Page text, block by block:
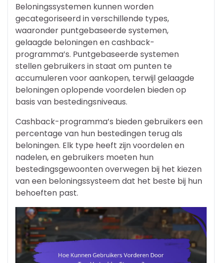
Beloningssystemen kunnen worden
gecategoriseerd in verschillende types,
waaronder puntgebaseerde systemen,
gelaagde beloningen en cashback-
programma’s. Puntgebaseerde systemen
stellen gebruikers in staat om punten te
accumuleren voor aankopen, terwijl gelaagde
beloningen oplopende voordelen bieden op
basis van bestedingsniveaus.
Cashback-programma’s bieden gebruikers een
percentage van hun bestedingen terug als
beloningen. Elk type heeft zijn voordelen en
nadelen, en gebruikers moeten hun
bestedingsgewoonten overwegen bij het kiezen
van een beloningssysteem dat het beste bij hun
behoeften past.